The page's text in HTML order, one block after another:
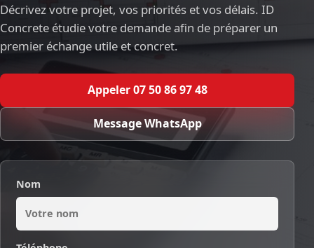
Décrivez votre projet, vos priorités et vos délais. ID
Concrete étudie votre demande afin de préparer un
premier échange utile et concret.
Appeler 07 50 86 97 48
Message WhatsApp
Nom